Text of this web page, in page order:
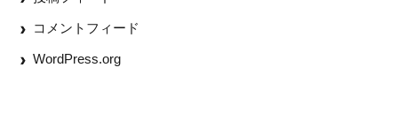
コメントフィード
WordPress.org